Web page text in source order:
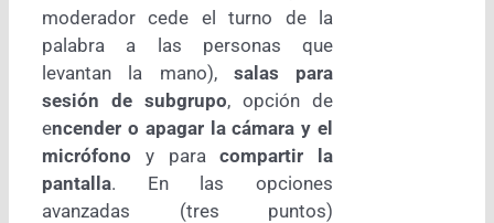
moderador cede el turno de la
palabra a las personas que
levantan la mano), salas para
sesión de subgrupo, opción de
encender o apagar la cámara y el
micrófono y paracompartir la
pantalla. En las opciones
avanzadas (tres puntos)